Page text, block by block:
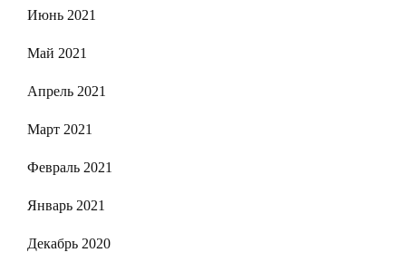
Июнь 2021
Май 2021
Апрель 2021
Март 2021
Февраль 2021
Январь 2021
Декабрь 2020